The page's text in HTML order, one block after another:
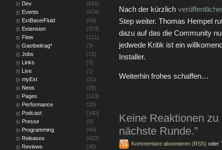
Nach der kürzlich
Step weiter. Thomas Hempel
dazu auf das die Community
jedwede Kritik ist ein
Installer.
Weiterhin frohes schaffen…
Keine Reaktionen
nächste Runde.”
Kommentare abonnieren (RSS) oder
Dev
(616)
Events
(474)
ExtBase/Fluid
(43)
Extension
(373)
Flow
(111)
Gastbeitrag*
(3)
Jobs
(15)
Links
(3)
Live
(1)
myExt
(21)
Neos
(29)
Pages
(123)
Performance
(20)
Podcast
(140)
Presse
(8)
Programming
(45)
Releases
(422)
Reviews
(30)